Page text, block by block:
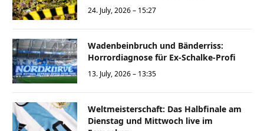
24. July, 2026 – 15:27
Wadenbeinbruch und Bänderriss:
Horrordiagnose für Ex-Schalke-Profi
13. July, 2026 – 13:35
Weltmeisterschaft: Das Halbfinale am
Dienstag und Mittwoch live im